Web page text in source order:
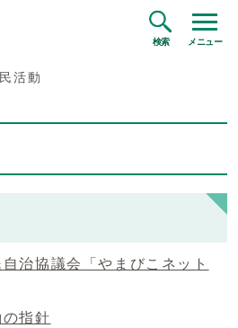
検索 メニュー
活動
治協議会「やまびこネット
指針